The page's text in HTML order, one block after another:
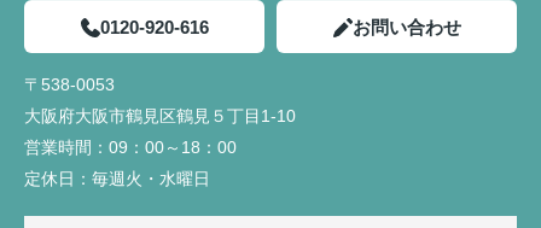
0120-920-616 お問い合わせ
〒538-0053
大阪府大阪市鶴見区鶴見５丁目1-10
営業時間： 09：00～18：00
定休日： 毎週火・水曜日